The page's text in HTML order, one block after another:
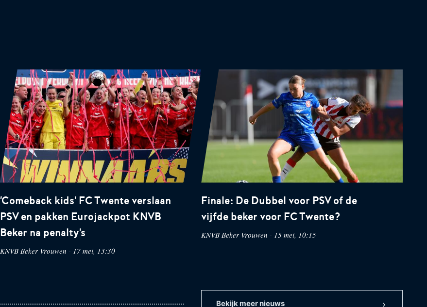
'Comeback kids' FC Twente verslaan
PSV en pakken Eurojackpot KNVB
Beker na penalty's
KNVB Beker Vrouwen - 17 mei, 13:30
Finale: De Dubbel voor PSV of de
vijfde beker voor FC Twente?
KNVB Beker Vrouwen - 15 mei, 10:15
Bekijk meer nieuws